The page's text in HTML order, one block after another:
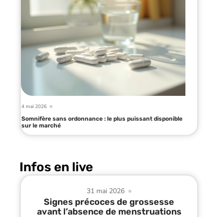
4 mai 2026
Somnifère sans ordonnance : le plus puissant disponible
sur le marché
Infos en live
31 mai 2026
Signes précoces de grossesse
avant l’absence de menstruations